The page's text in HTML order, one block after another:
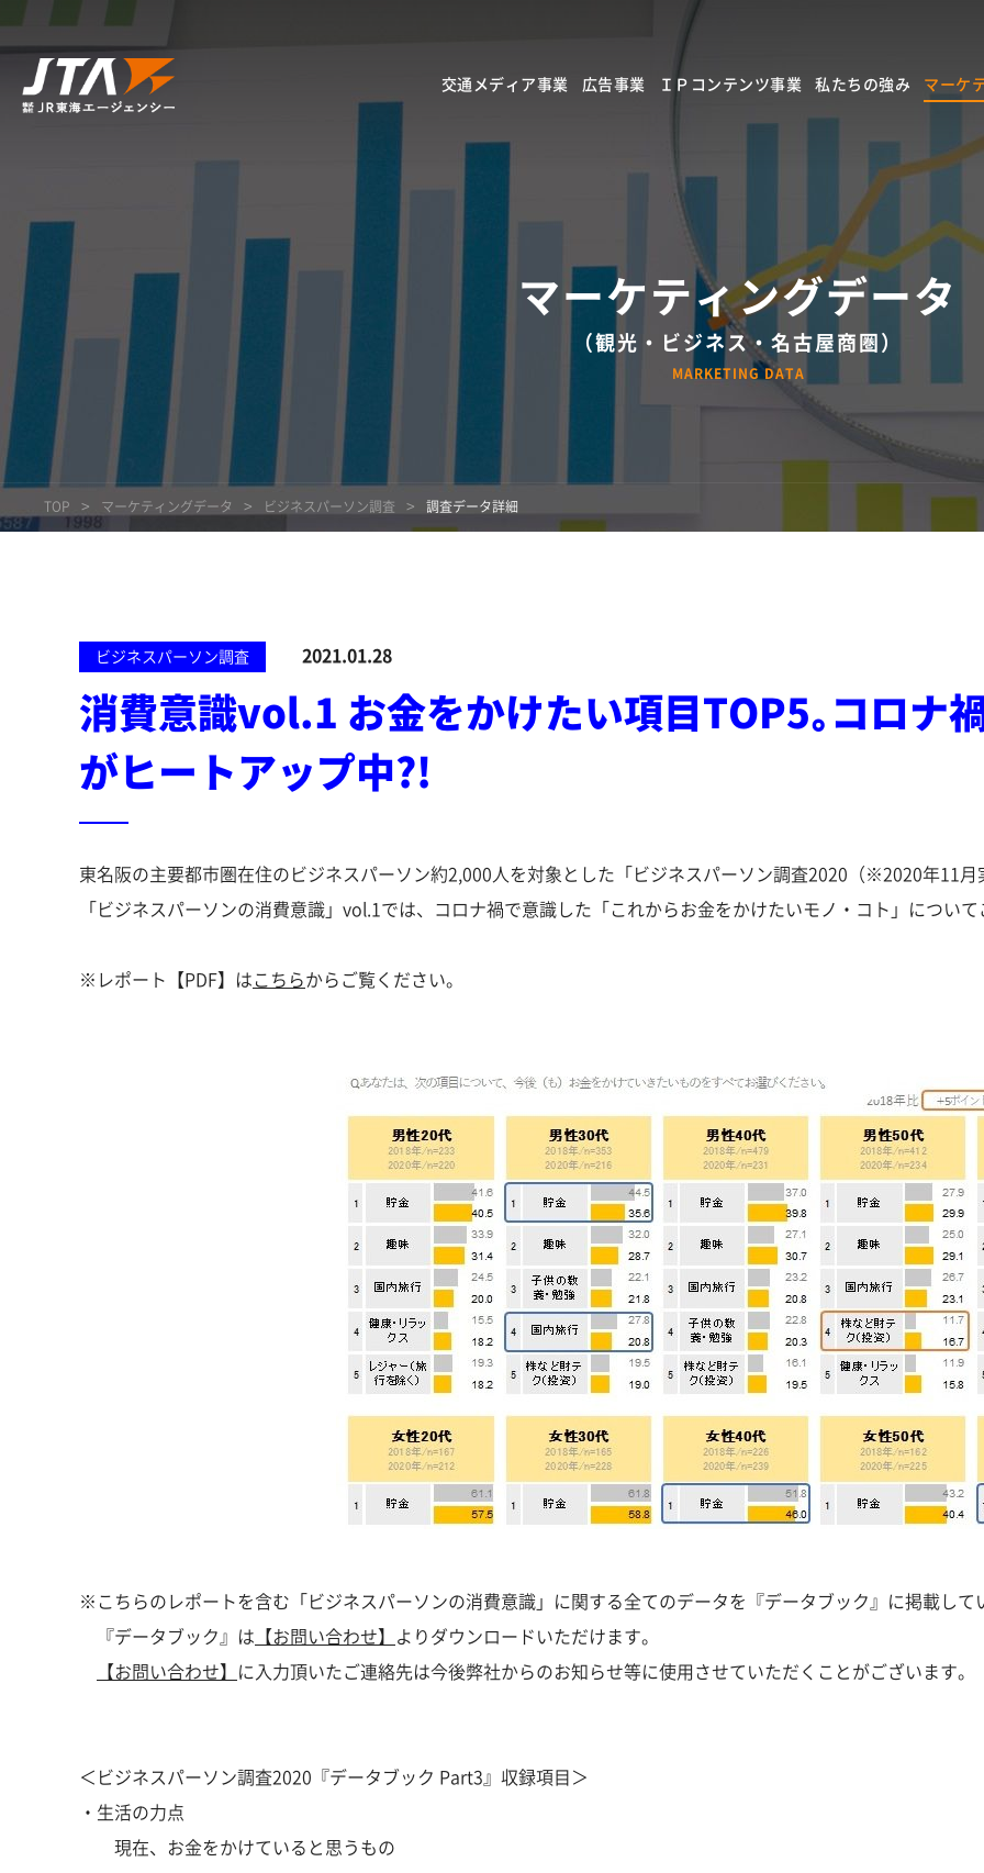
交通メディア事業
車内メディア
デジタルサイネージ
広告事業
BtoBコミュニケーション
エリアマーケティング
BtoCコミュニケーション
ＩＰコンテンツ事業
コンテンツ事業
私たちの強み マーケ
地
コミ
マーケティングデータ
（観光・ビジネス・名古屋商圏）
MARKETING DATA
TOP マーケティングデータ ビジネスパーソン調査 調査データ詳細
ビジネスパーソン調査 2021.01.28
消費意識vol.1 お金をかけたい項目TOP5｡コロナ
がヒートアップ中?!
東名阪の主要都市圏在住のビジネスパーソン約2,000人を対象とした「ビジネスパーソン調査2020（※2020年11月
「ビジネスパーソンの消費意識」vol.1では、コロナ禍で意識した「これからお金をかけたいモノ・コト」につい
※レポート【PDF】は こちらからご覧ください。
※こちらのレポートを含む「ビジネスパーソンの消費意識」に関する全てのデータを『データブック』に掲載して
『データブック』は 【お問い合わせ】
よりダウンロードいただけます。
【お問い合わせ】
に入力頂いたご連絡先は今後弊社からのお知らせ等に使用させていただくことがございます。
＜ビジネスパーソン調査2020『データブック Part3』収録項目＞
・生活の力点
現在、お金をかけていると思うもの